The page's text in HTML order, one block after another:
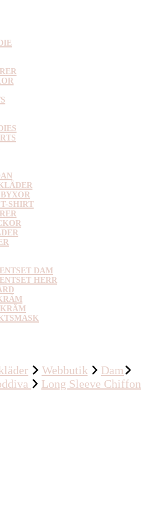
SHIRT
DAM
HERR
Webbutik
Dam
Long Sleeve Chiffon